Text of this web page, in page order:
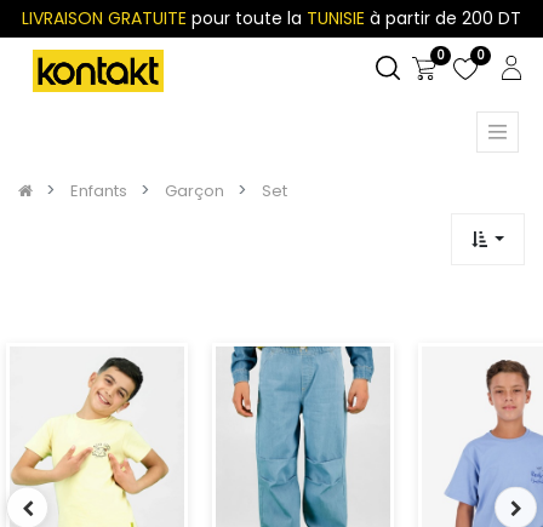
LIVRAISON GRATUITE pour toute la TUNISIE à partir de 200 DT
0 0
Enfants Garçon Set